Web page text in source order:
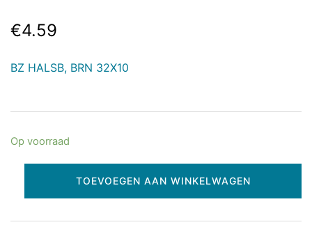
€4.59
BZ HALSB, BRN 32X10
Op voorraad
TOEVOEGEN AAN WINKELWAGEN